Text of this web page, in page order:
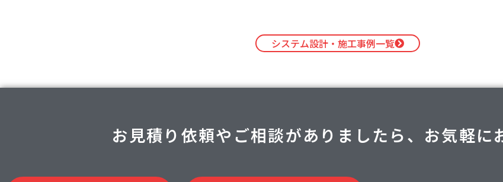
システム設計・施工事例一覧
お見積り依頼やご相談がありましたら、お気軽に